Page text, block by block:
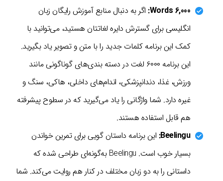
6,000 Words:
اگر به دنبال منابع آموزش رایگان زبان
انگلیسی برای گسترش دایره لغاتتان هستید، می‌توانید با
کمک این برنامه کلمات جدید را با متن و تصویر یاد بگیرید.
این برنامه ۶۰۰۰ لغت در دسته بندی‌های گوناگونی مانند
ورزش، غذا، دندانپزشکی، اندام‌های داخلی، هاکی، سنگ و
غیره دارد. شما واژگانی را یاد می‌گیرید که در سطوح پیشرفته
هم قابل استفاده هستند.
Beelingu: این برنامه داستان گویی برای تمرین خواندن
بسیار خوب است. Beelingu به‌گونه‌ای طراحی شده که
داستانی را به دو زبان مختلف در کنار هم روایت می‌کند. شما